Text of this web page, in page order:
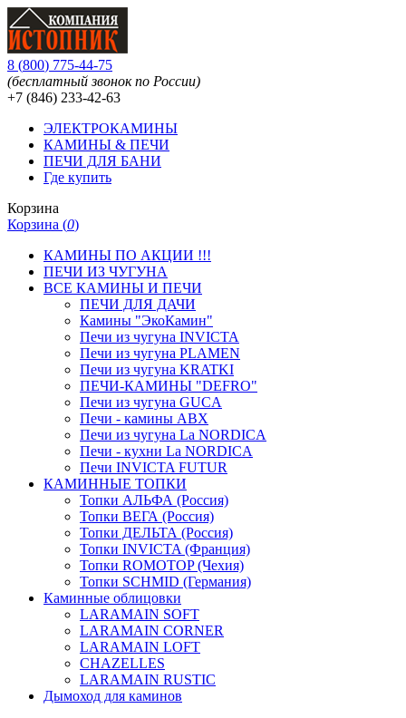
8 (800) 775-44-75
(бесплатный звонок по России)
+7 (846) 233-42-63
ЭЛЕКТРОКАМИНЫ
КАМИНЫ & ПЕЧИ
ПЕЧИ ДЛЯ БАНИ
Где купить
Корзина
Корзина (0)
КАМИНЫ ПО АКЦИИ !!!
ПЕЧИ ИЗ ЧУГУНА
ВСЕ КАМИНЫ И ПЕЧИ
ПЕЧИ ДЛЯ ДАЧИ
Камины "ЭкоКамин"
Печи из чугуна INVICTA
Печи из чугуна PLAMEN
Печи из чугуна KRATKI
ПЕЧИ-КАМИНЫ "DEFRO"
Печи из чугуна GUCA
Печи - камины ABX
Печи из чугуна La NORDICA
Печи - кухни La NORDICA
Печи INVICTA FUTUR
КАМИННЫЕ ТОПКИ
Топки АЛЬФА (Россия)
Топки ВЕГА (Россия)
Топки ДЕЛЬТА (Россия)
Топки INVICTA (Франция)
Топки ROMOTOP (Чехия)
Топки SCHMID (Германия)
Каминные облицовки
LARAMAIN SOFT
LARAMAIN CORNER
LARAMAIN LOFT
CHAZELLES
LARAMAIN RUSTIC
Дымоход для каминов